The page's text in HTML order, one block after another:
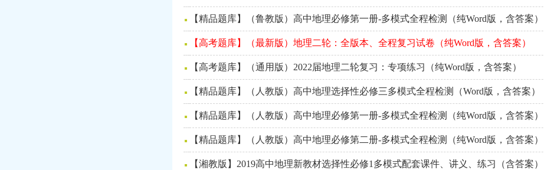
【精品题库】（鲁教版）高中地理必修第一册-多模式全程检测（纯Word版，含答案）
【高考题库】（最新版）地理二轮：全版本、全程复习试卷（纯Word版，含答案）
【高考题库】（通用版）2022届地理二轮复习：专项练习（纯Word版，含答案）
【精品题库】（人教版）高中地理选择性必修三多模式全程检测（Word版，含答案）
【精品题库】（人教版）高中地理必修第一册-多模式全程检测（纯Word版，含答案）
【精品题库】（人教版）高中地理必修第二册-多模式全程检测（纯Word版，含答案）
【湘教版】2019高中地理新教材选择性必修1多模式配套课件、讲义、练习（含答案）